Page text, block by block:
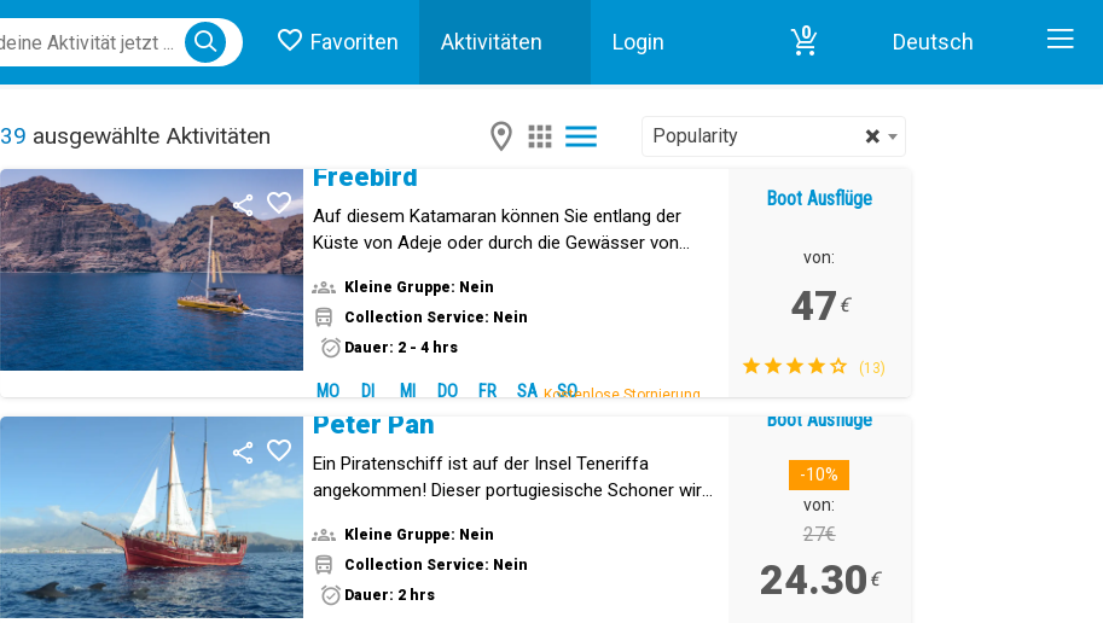
Favoriten Aktivitäten Login 0 Deutsch
Boot Ausflüge in Teneriffa
Close menu
39 ausgewählte Aktivitäten ×
Popularity
Freebird
Auf diesem Katamaran können Sie entlang der
Küste von Adeje oder durch die Gewässer von
Kleine Gruppe: Nein
Collection Service: Nein
Dauer: 2 - 4 hrs
MO DI MI DO FR SA SO
Kostenlose Stornierung.
Boot Ausflüge
von:
47 €
(13)
Peter Pan
Ein Piratenschiff ist auf der Insel Teneriffa
angekommen! Dieser portugiesische Schoner wird
Kleine Gruppe: Nein
Collection Service: Nein
Dauer: 2 hrs
Boot Ausflüge
-10%
von:
27€
24.30 €